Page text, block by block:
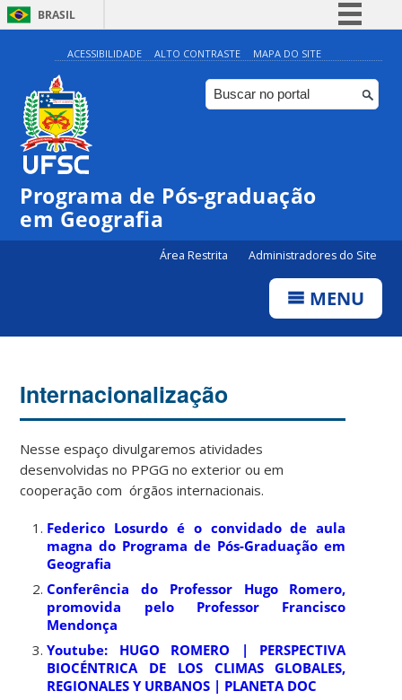
BRASIL
Simplifique!
Comunica BR
Participe
Canais
ACESSIBILIDADE ALTO CONTRASTE MAPA DO SITE
Programa de Pós-graduação
em Geografia
Área Restrita Administradores do Site
MENU
Internacionalização
Nesse espaço divulgaremos atividades
desenvolvidas no PPGG no exterior ou em
cooperação com órgãos internacionais.
Federico Losurdo é o convidado de aula
magna do Programa de Pós-Graduação em
Geografia
Conferência do Professor Hugo Romero,
promovida pelo Professor Francisco
Mendonça
Youtube: HUGO ROMERO | PERSPECTIVA
BIOCÉNTRICA DE LOS CLIMAS GLOBALES,
REGIONALES Y URBANOS | PLANETA DOC